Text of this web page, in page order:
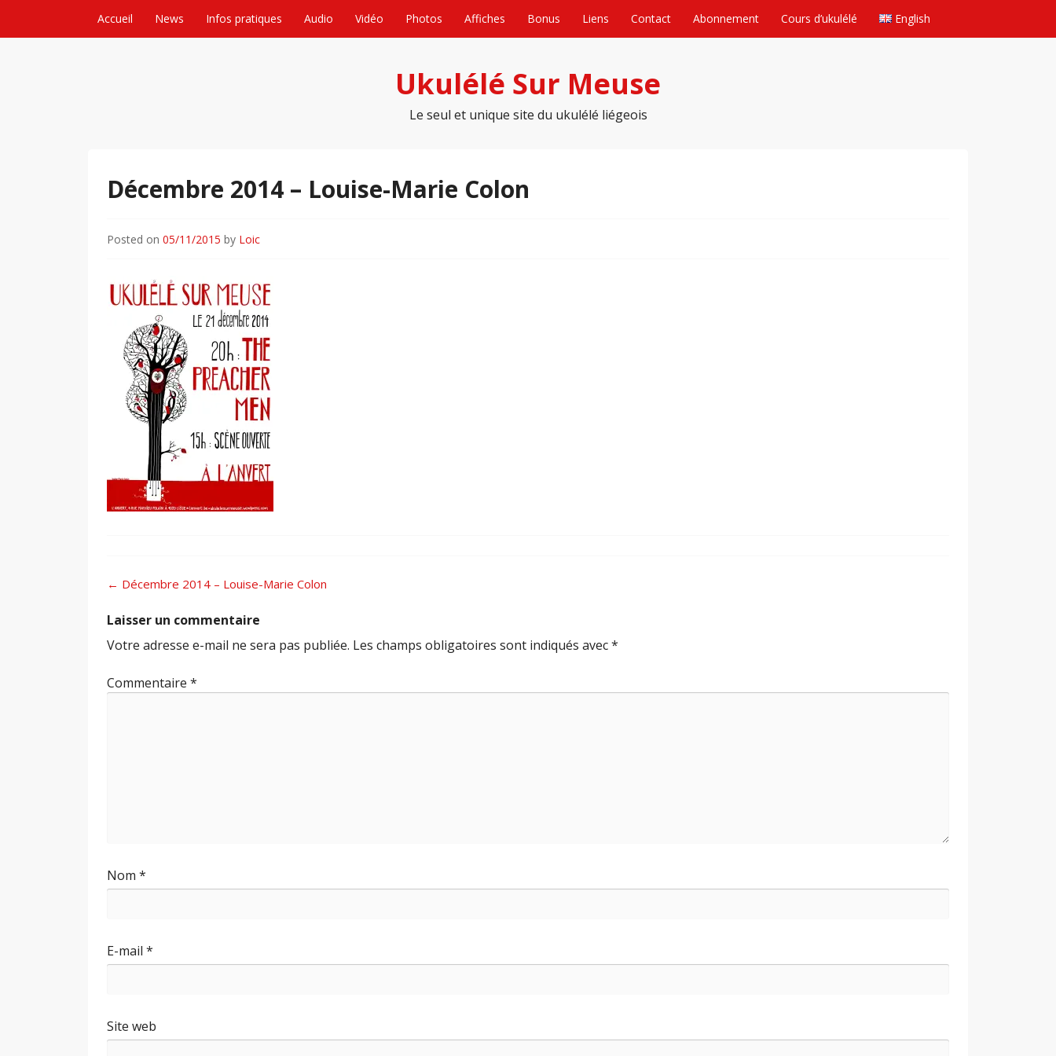
Accueil News Infos pratiques Audio Vidéo Photos Affiches Bonus Liens Contact Abonnement Cours d’ukulélé English
Ukulélé Sur Meuse
Le seul et unique site du ukulélé liégeois
Décembre 2014 – Louise-Marie Colon
Posted on 05/11/2015 by Loic
Post
← Décembre 2014 – Louise-Marie Colon
Laisser un commentaire
Votre adresse e-mail ne sera pas publiée. Les champs obligatoires sont indiqués avec*
Commentaire *
Nom *
E-mail *
Site web